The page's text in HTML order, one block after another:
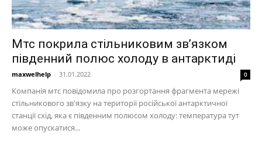
Мтс покрила стільниковим зв’язком
південний полюс холоду в антарктиді
maxwelhelp - 31.01.2022 0
Компанія мтс повідомила про розгортання фрагмента мережі
стільникового зв'язку на території російської антарктичної
станції схід, яка є південним полюсом холоду: температура тут
може опускатися...